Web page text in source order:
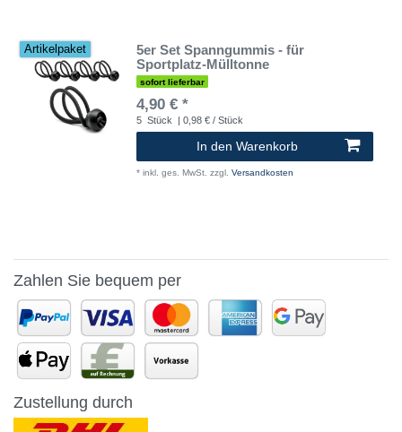
Artikelpaket
5er Set Spanngummis - für
Sportplatz-Mülltonne
sofort lieferbar
4,90 € *
5 Stück | 0,98 € / Stück
In den Warenkorb
* inkl. ges. MwSt. zzgl. Versandkosten
Zahlen Sie bequem per
Zustellung durch